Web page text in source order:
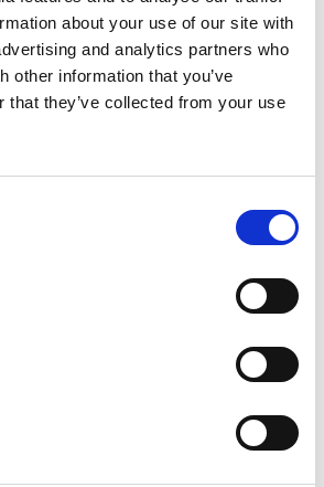
about your use of our site with
and analytics partners who
other information that you’ve
that they’ve collected from your use